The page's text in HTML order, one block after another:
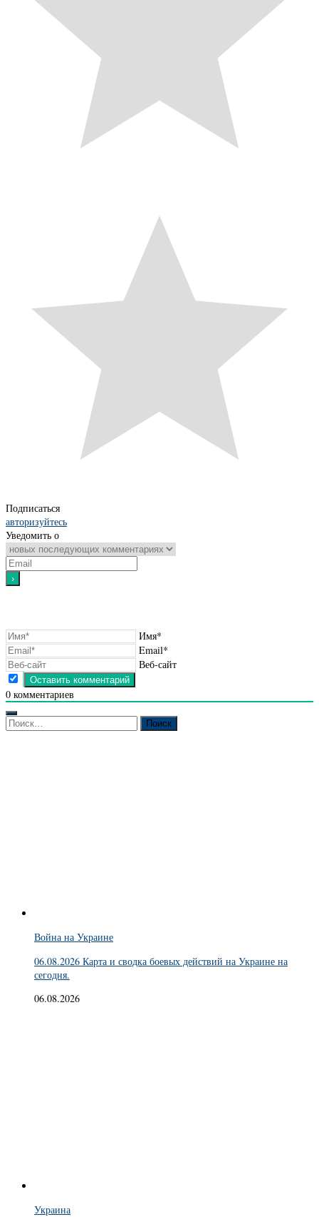
Подписаться
авторизуйтесь
Уведомить о
Имя*
Email*
Веб-сайт
0 комментариев
Найти:
Война на Украине
06.08.2026 Карта и сводка боевых действий на Украине на
сегодня.
06.08.2026
Украина